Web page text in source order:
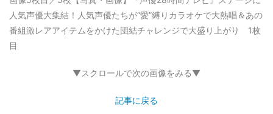
人気声優大集結！人気声優たちが“愛”縛りカラオケで大熱唱＆あの
番組激レアアイテムをかけた団結チャレンジで大盛り上がり 1枚
目
▼スクロールで次の画像をみる▼
記事に戻る